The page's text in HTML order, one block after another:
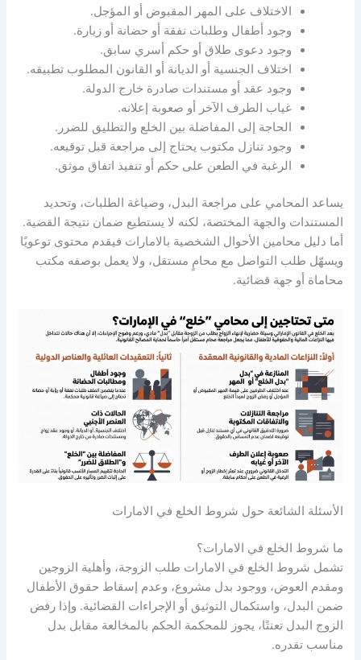
الاختلاف على المهر المقبوض أو المؤجل.
وجود أطفال وطلبات نفقة أو حضانة أو زيارة.
وجود دعوى طلاق أو حكم أسري سابق.
اختلاف الجنسية أو الديانة أو القانون المطلوب تطبيقه.
وجود عقد أو مستندات صادرة خارج الدولة.
غياب الطرف الآخر أو صعوبة إعلانه.
الحاجة إلى المفاضلة بين الخلع والتطليق للضرر.
وجود تنازل مكتوب يحتاج إلى مراجعة قبل توقيعه.
الرغبة في الطعن على حكم أو تنفيذ اتفاق موثق.
يساعد المحامي على مراجعة البدل، وصياغة الطلبات، وتحديد
المستندات والجهة المختصة، لكنه لا يستطيع ضمان نتيجة القضية.
أما دليل محامين الأحوال الشخصية بالامارات فيقدم محتوى توعويًا
ويسهّل طلب التواصل مع محامٍ مستقل، ولا يعمل بوصفه مكتب
محاماة أو جهة قضائية.
الأسئلة الشائعة حول شروط الخلع في الامارات
ما شروط الخلع في الامارات؟
تشمل شروط الخلع في الامارات طلب الزوجة، وأهلية الزوجين
ومقدم العوض، ووجود بدل مشروع، وعدم إسقاط حقوق الأطفال
ضمن البدل، واستكمال التوثيق أو الإجراءات القضائية. وإذا رفض
الزوج البدل تعنتًا، يجوز للمحكمة الحكم بالمخالعة مقابل بدل
مناسب تقدره.